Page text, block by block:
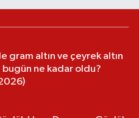
gram altın ve çeyrek altın
bugün ne kadar oldu?